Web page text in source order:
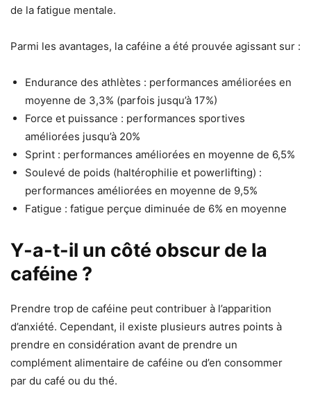
de la fatigue mentale.
Parmi les avantages, la caféine a été prouvée agissant sur :
Endurance des athlètes : performances améliorées en
moyenne de 3,3% (parfois jusqu’à 17%)
Force et puissance : performances sportives
améliorées jusqu’à 20%
Sprint : performances améliorées en moyenne de 6,5%
Soulevé de poids (haltérophilie et powerlifting) :
performances améliorées en moyenne de 9,5%
Fatigue : fatigue perçue diminuée de 6% en moyenne
Y-a-t-il un côté obscur de la
caféine ?
Prendre trop de caféine peut contribuer à l’apparition
d’anxiété. Cependant, il existe plusieurs autres points à
prendre en considération avant de prendre un
complément alimentaire de caféine ou d’en consommer
par du café ou du thé.